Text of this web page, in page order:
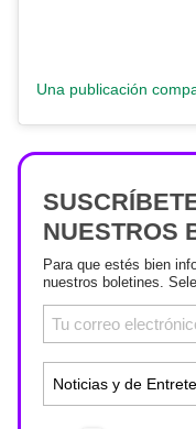
NUESTROS
Para que estés bien
nuestros boletines.